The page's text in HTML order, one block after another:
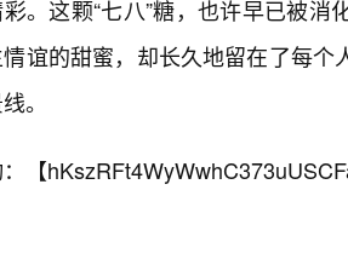
。这颗“七八”糖，也许早已被
谊的甜蜜，却长久地留在了每
。
【